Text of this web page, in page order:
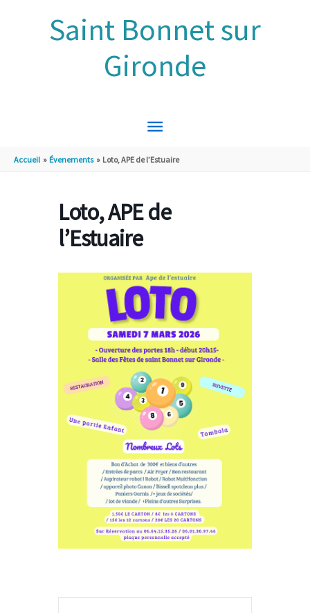
Saint Bonnet sur
Gironde
MENU
PRINCIPAL
Accueil Évenements Loto, APE de l’Estuaire
Loto, APE de
l’Estuaire